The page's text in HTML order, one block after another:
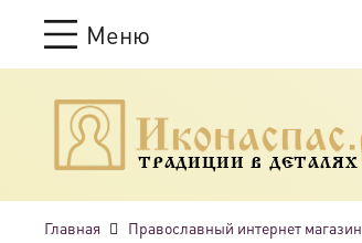
Меню
ТРАДИЦИИ В ДЕТАЛЯХ
Главная Православный интернет магазин